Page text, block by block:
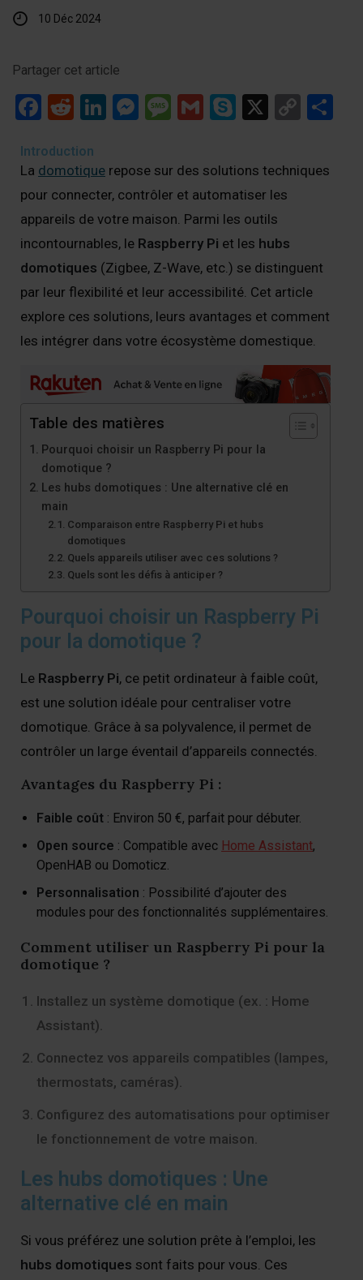
10 Déc 2024
Partager cet article
Facebook
RedditLinkedIn
Messenger
Message
GmailSkype
X
Copy
Introduction
La domotique repose sur des solutions techniques
pour connecter, contrôler et automatiser les
appareils de votre maison. Parmi les outils
incontournables, le Raspberry Pi et les hubs
domotiques (Zigbee, Z-Wave, etc.) se distinguent
par leur flexibilité et leur accessibilité. Cet article
explore ces solutions, leurs avantages et comment
les intégrer dans votre écosystème domestique.
Table des matières
Pourquoi choisir un Raspberry Pi pour la
domotique ?
Les hubs domotiques : Une alternative clé en
main
Comparaison entre Raspberry Pi et hubs
domotiques
Quels appareils utiliser avec ces solutions ?
Quels sont les défis à anticiper ?
Pourquoi choisir un Raspberry Pi
pour la domotique ?
Le Raspberry Pi, ce petit ordinateur à faible coût,
est une solution idéale pour centraliser votre
domotique. Grâce à sa polyvalence, il permet de
contrôler un large éventail d’appareils connectés.
Avantages du Raspberry Pi :
Faible coût : Environ 50 €, parfait pour débuter.
Open source : Compatible avec Home Assistant,
OpenHAB ou Domoticz.
Personnalisation : Possibilité d’ajouter des
modules pour des fonctionnalités supplémentaires.
Comment utiliser un Raspberry Pi pour la
domotique ?
Installez un système domotique (ex. : Home
Assistant).
Connectez vos appareils compatibles (lampes,
thermostats, caméras).
Configurez des automatisations pour optimiser
le fonctionnement de votre maison.
Les hubs domotiques : Une
alternative clé en main
Si vous préférez une solution prête à l’emploi, les
hubs domotiques sont faits pour vous. Ces